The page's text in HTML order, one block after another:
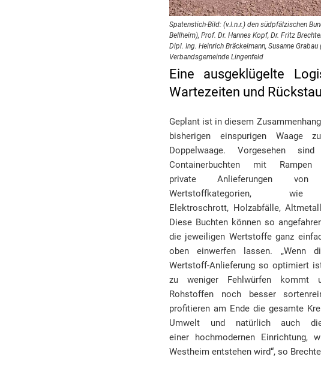
Spatenstich-Bild: (v.l.n.r.) den südpfälzischen
Bellheim), Prof. Dr. Hannes Kopf, Dr. Fritz
Dipl. Ing. Heinrich Bräckelmann, Susanne
Verbandsgemeinde Lingenfeld
Eine ausgeklügelte
Wartezeiten und
Geplant ist in diesem
bisherigen einspurigen Waage
Doppelwaage. Vorgesehen
Containerbuchten mit
private Anlieferungen von
Wertstoffkategorien, wie
Elektroschrott, Holzabfälle,
Diese Buchten können so
die jeweiligen Wertstoffe ganz
oben einwerfen lassen. „Wenn
Wertstoff-Anlieferung so optimiert
zu weniger Fehlwürfen kommt
Rohstoffen noch besser
profitieren am Ende die gesamte
Umwelt und natürlich auch
einer hochmodernen Einrichtung,
Westheim entstehen wird“, so